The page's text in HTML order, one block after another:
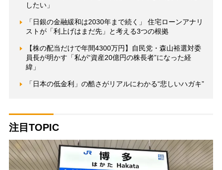
したい」
「日銀の金融緩和は2030年まで続く」 住宅ローンアナリ
ストが「利上げはまだ先」と考える3つの根拠
【株の配当だけで年間4300万円】自民党・森山裕選対委
員長が明かす「私が“資産20億円の株長者”になった経
緯」
「日本の低金利」の酷さがリアルにわかる“悲しいハガキ”
注目TOPIC